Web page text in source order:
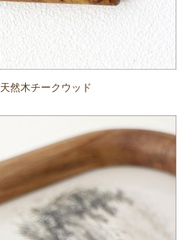
然木チークウッド